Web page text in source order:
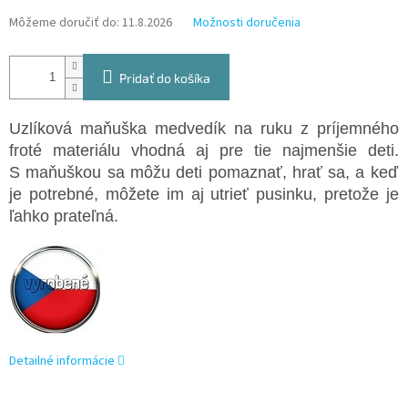
Môžeme doručiť do: 11.8.2026 Možnosti doručenia
Pridať do košíka
Uzlíková maňuška medvedík na ruku z príjemného
froté materiálu vhodná aj pre tie najmenšie deti.
S maňuškou sa môžu deti pomaznať, hrať sa, a keď
je potrebné, môžete im aj utrieť pusinku, pretože je
ľahko prateľná.
Detailné informácie